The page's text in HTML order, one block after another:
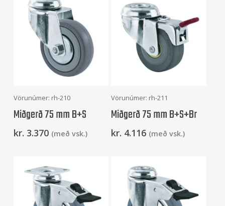
Frekari Upplýsingar
Vörunúmer: rh-210
Miðgerð 75 mm B+S
kr. 3.370 (með vsk.)
Setja Í Körfu
Vörunúmer: rh-211
Miðgerð 75 mm B+S+Br
kr. 4.116 (með vsk.)